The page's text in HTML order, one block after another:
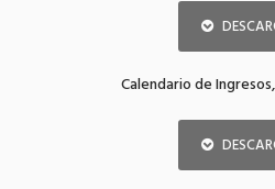
Calendario de